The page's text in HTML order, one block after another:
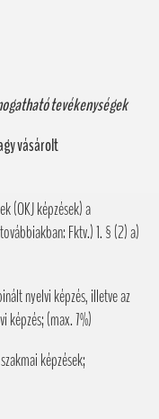
tevékenységek
vásárolt
(OKJ képzések) a
Fktv.) 1. § (2) a)
nyelvi képzés, illetve az
képzés; (max. 7%)
képzések;